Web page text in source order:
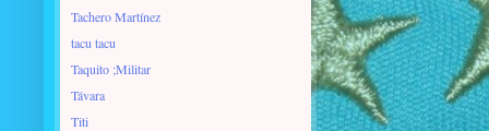
Tachero Martínez
tacu tacu
Taquito ;Militar
Távara
Titi